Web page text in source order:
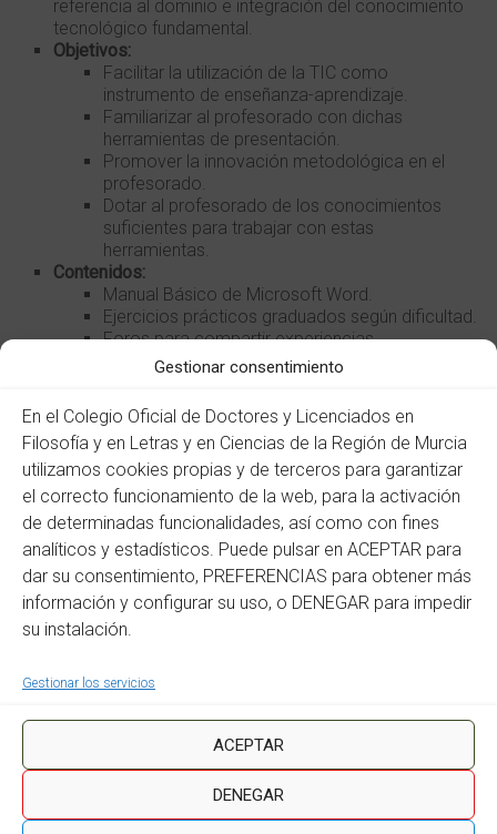
Gestionar consentimiento
En el Colegio Oficial de Doctores y Licenciados en
Filosofía y en Letras y en Ciencias de la Región de Murcia
utilizamos cookies propias y de terceros para garantizar
el correcto funcionamiento de la web, para la activación
de determinadas funcionalidades, así como con fines
analíticos y estadísticos. Puede pulsar en ACEPTAR para
dar su consentimiento, PREFERENCIAS para obtener más
información y configurar su uso, o DENEGAR para impedir
su instalación.
Gestionar los servicios
ACEPTAR
DENEGAR
referencia al dominio e integración del conocimiento
tecnológico fundamental.
Objetivos:
Facilitar la utilización de la TIC como
instrumento de enseñanza-aprendizaje.
Familiarizar al profesorado con dichas
herramientas de presentación.
Promover la innovación metodológica en el
profesorado.
Dotar al profesorado de los conocimientos
suficientes para trabajar con estas
herramientas.
Contenidos:
Manual Básico de Microsoft Word.
Ejercicios prácticos graduados según dificultad.
Foros para compartir experiencias.
Realización de una presentación para nuestro
Metodología y Fases:
Actividad telemática (Vía
Internet) constará de una atención tutorial
individualizada. Cada Bloque de contenidos consta de
un minino de contenido teórico para pasar
directamente a la práctica con: ejercicios guiados,
foros, autoevaluaciones. Algunas de las actividades y
proyectos se pondrán en práctica, en la medida de lo
posible, con los respectivos alumnos.
Criterios y Procedimientos de Evaluación:
Acceder a todos los bloques que compone el
curso.
Elaboración de ejercicios guiados sobre
aplicación docente de los contenidos.
Copyright © 2026Portal de Educación del CDLMurcia. Todos los derechos